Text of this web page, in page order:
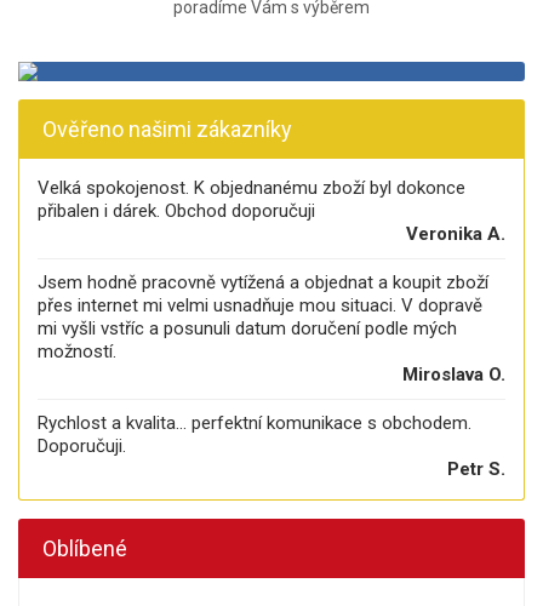
poradíme Vám s výběrem
Ověřeno našimi zákazníky
Velká spokojenost. K objednanému zboží byl dokonce
přibalen i dárek. Obchod doporučuji
Veronika A.
Jsem hodně pracovně vytížená a objednat a koupit zboží
přes internet mi velmi usnadňuje mou situaci. V dopravě
mi vyšli vstříc a posunuli datum doručení podle mých
možností.
Miroslava O.
Rychlost a kvalita... perfektní komunikace s obchodem.
Doporučuji.
Petr S.
Oblíbené